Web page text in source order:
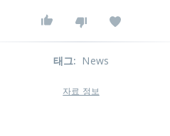
태그: News
자료 정보